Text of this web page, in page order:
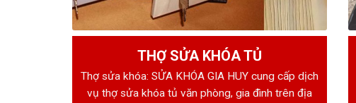
THỢ SỬA KHÓA TỦ
Thợ sửa khóa: SỬA KHÓA GIA HUY cung cấp dịch
vụ thợ sửa khóa tủ văn phòng, gia đình trên địa